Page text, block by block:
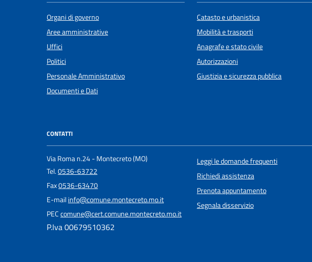
Organi di governo
Aree amministrative
Uffici
Politici
Personale Amministrativo
Documenti e Dati
Catasto e urbanistica
Mobilità e trasporti
Anagrafe e stato civile
Autorizzazioni
Giustizia e sicurezza pubblica
CONTATTI
Via Roma n.24 - Montecreto (MO)
Tel.0536-63722
Fax0536-63470
E-mailinfo@comune.montecreto.mo.it
PECcomune@cert.comune.montecreto.mo.it
P.Iva 00679510362
Leggi le domande frequenti
Richiedi assistenza
Prenota appuntamento
Segnala disservizio